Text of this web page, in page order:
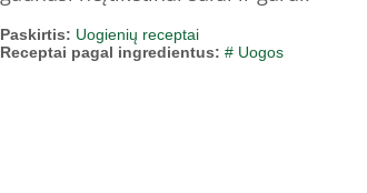
Paskirtis: Uogienių receptai
Receptai pagal ingredientus: # Uogos